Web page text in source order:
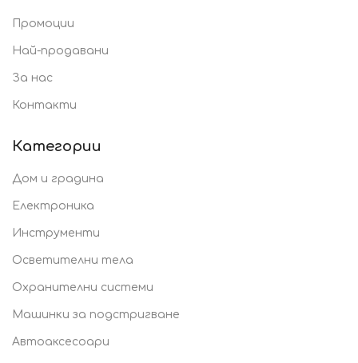
Промоции
Най-продавани
За нас
Контакти
Категории
Дом и градина
Електроника
Инструменти
Осветителни тела
Охранителни системи
Машинки за подстригване
Автоаксесоари